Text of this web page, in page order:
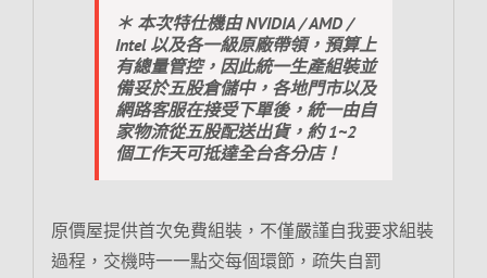
＊ 本次特仕機由 NVIDIA / AMD /
Intel 以及各一級原廠帶領，預算上
有總量管控，因此統一生產組裝並
備妥於五股倉儲中，各地門市以及
網路客服在接受下單後，統一由自
家物流從五股配送出貨，約 1~2
個工作天可抵達全台各分店！
原價屋提供首次免費組裝，不僅嚴謹自我要求組裝
過程，交機時一一點交每個環節，疏失自罰